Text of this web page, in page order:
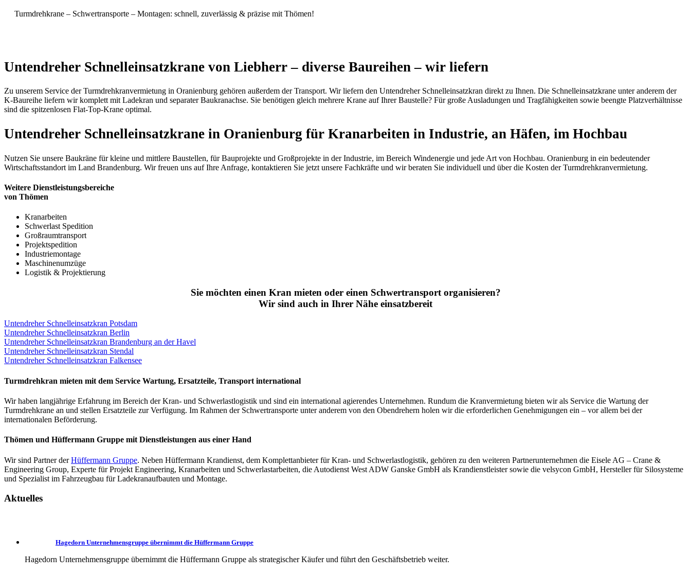
Turmdrehkrane – Schwertransporte – Montagen: schnell, zuverlässig & präzise mit Thömen!
Untendreher Schnelleinsatzkrane von Liebherr – diverse Baureihen – wir liefern
Zu unserem Service der Turmdrehkranvermietung in Oranienburg gehören außerdem der Transport. Wir liefern den Untendreher Schnelleinsatzkran direkt zu Ihnen. Die Schnelleinsatzkrane unter anderem der
K-Baureihe liefern wir komplett mit Ladekran und separater Baukranachse. Sie benötigen gleich mehrere Krane auf Ihrer Baustelle? Für große Ausladungen und Tragfähigkeiten sowie beengte Platzverhältnisse
sind die spitzenlosen Flat-Top-Krane optimal.
Untendreher Schnelleinsatzkrane in Oranienburg für Kranarbeiten in Industrie, an Häfen, im Hochbau
Nutzen Sie unsere Baukräne für kleine und mittlere Baustellen, für Bauprojekte und Großprojekte in der Industrie, im Bereich Windenergie und jede Art von Hochbau. Oranienburg in ein bedeutender
Wirtschaftsstandort im Land Brandenburg. Wir freuen uns auf Ihre Anfrage, kontaktieren Sie jetzt unsere Fachkräfte und wir beraten Sie individuell und über die Kosten der Turmdrehkranvermietung.
Weitere Dienstleistungsbereiche
von Thömen
Kranarbeiten
Schwerlast Spedition
Großraumtransport
Projektspedition
Industriemontage
Maschinenumzüge
Logistik & Projektierung
Sie möchten einen Kran mieten oder einen Schwertransport organisieren?
Wir sind auch in Ihrer Nähe einsatzbereit
Untendreher Schnelleinsatzkran Potsdam
Untendreher Schnelleinsatzkran Berlin
Untendreher Schnelleinsatzkran Brandenburg an der Havel
Untendreher Schnelleinsatzkran Stendal
Untendreher Schnelleinsatzkran Falkensee
Turmdrehkran mieten mit dem Service Wartung, Ersatzteile, Transport international
Wir haben langjährige Erfahrung im Bereich der Kran- und Schwerlastlogistik und sind ein international agierendes Unternehmen. Rundum die Kranvermietung bieten wir als Service die Wartung der
Turmdrehkrane an und stellen Ersatzteile zur Verfügung. Im Rahmen der Schwertransporte unter anderem von den Obendrehern holen wir die erforderlichen Genehmigungen ein – vor allem bei der
internationalen Beförderung.
Thömen und Hüffermann Gruppe mit Dienstleistungen aus einer Hand
Wir sind Partner derHüffermann Gruppe. Neben Hüffermann Krandienst, dem Komplettanbieter für Kran- und Schwerlastlogistik, gehören zu den weiteren Partnerunternehmen die Eisele AG – Crane &
Engineering Group, Experte für Projekt Engineering, Kranarbeiten und Schwerlastarbeiten, die Autodienst West ADW Ganske GmbH als Krandienstleister sowie die velsycon GmbH, Hersteller für Silosysteme
und Spezialist im Fahrzeugbau für Ladekranaufbauten und Montage.
Aktuelles
Hagedorn Unternehmensgruppe übernimmt die Hüffermann Gruppe
Hagedorn Unternehmensgruppe übernimmt die Hüffermann Gruppe als strategischer Käufer und führt den Geschäftsbetrieb weiter.